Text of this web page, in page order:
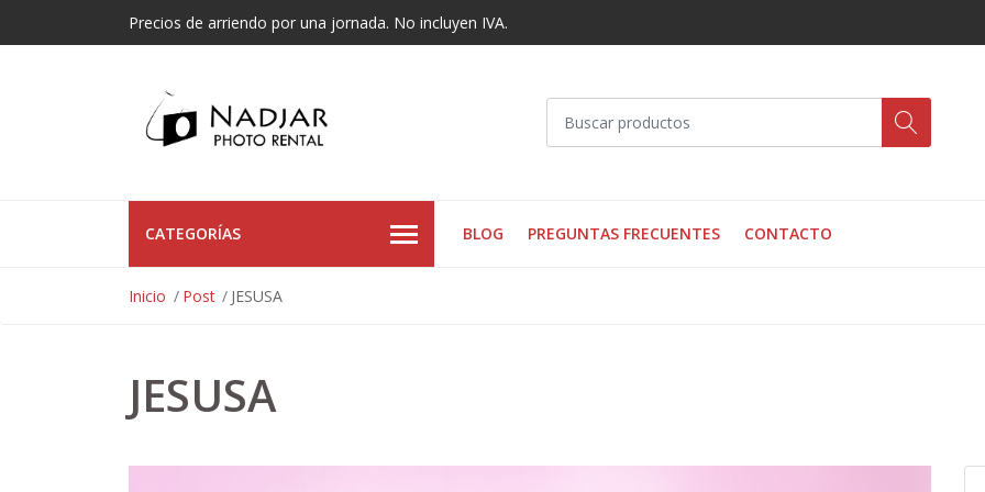
Precios de arriendo por una jornada. No incluyen IVA.
CATEGORÍAS BLOG PREGUNTAS FRECUENTES CONTACTO
Inicio Post JESUSA
JESUSA